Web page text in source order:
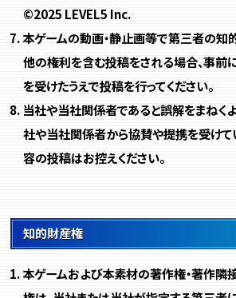
©2025 LEVEL5 Inc.
本ゲームの動画・静止画等で第三者の知
他の権利を含む投稿をされる場合、事前
を受けたうえで投稿を行ってください。
当社や当社関係者であると誤解をまねくよ
社や当社関係者から協賛や提携を受けて
容の投稿はお控えください。
知的財産権
本ゲームおよび本素材の著作権・著作隣